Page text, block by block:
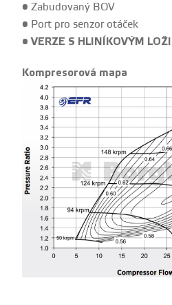
• Zabudovaný BOV
• Port pro senzor otáček
• VERZE S HLINÍKOVÝM
Kompresorová mapa